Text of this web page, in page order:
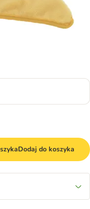
Dodaj do koszyka